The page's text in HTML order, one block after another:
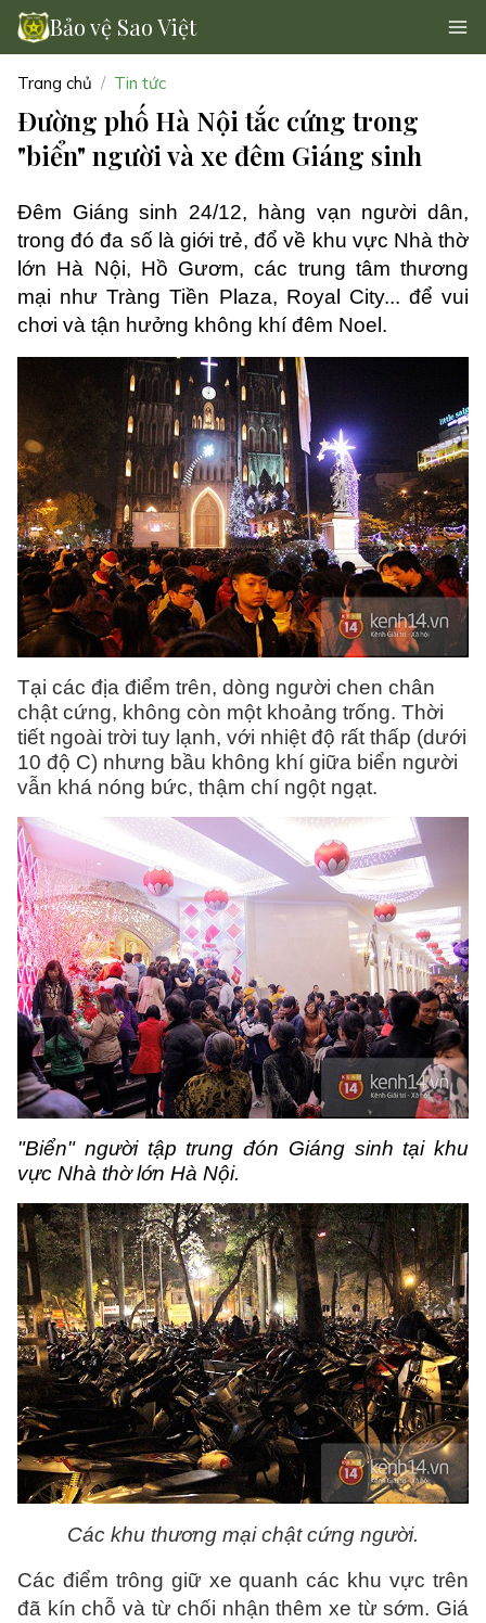
Bảo vệ Sao Việt
Trang chủ Tin tức
Đường phố Hà Nội tắc cứng trong
"biển" người và xe đêm Giáng sinh
Đêm Giáng sinh 24/12, hàng vạn người dân,
trong đó đa số là giới trẻ, đổ về khu vực Nhà thờ
lớn Hà Nội, Hồ Gươm, các trung tâm thương
mại như Tràng Tiền Plaza, Royal City... để vui
chơi và tận hưởng không khí đêm Noel.
Tại các địa điểm trên, dòng người chen chân
chật cứng, không còn một khoảng trống. Thời
tiết ngoài trời tuy lạnh, với nhiệt độ rất thấp (dưới
10 độ C) nhưng bầu không khí giữa biển người
vẫn khá nóng bức, thậm chí ngột ngạt.
"Biển" người tập trung đón Giáng sinh tại khu
vực Nhà thờ lớn Hà Nội.
Các khu thương mại chật cứng người.
Các điểm trông giữ xe quanh các khu vực trên
đã kín chỗ và từ chối nhận thêm xe từ sớm. Giá